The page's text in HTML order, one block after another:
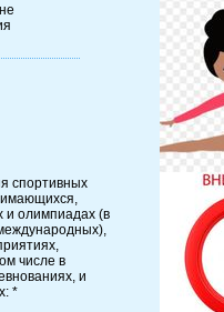
спортивных
и олимпиадах (в
числе в
и
*